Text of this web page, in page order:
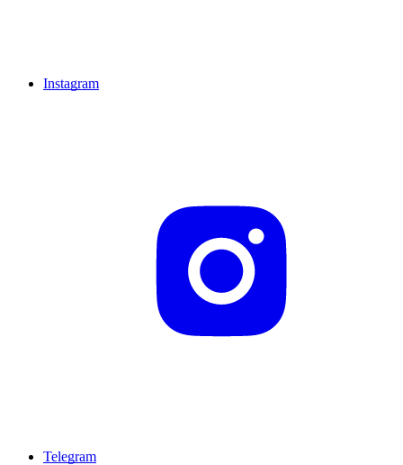
Instagram
Telegram